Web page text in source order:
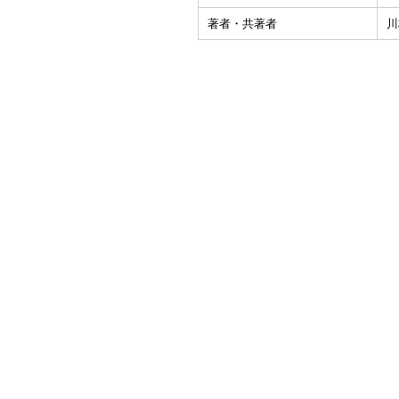
著者・共著者